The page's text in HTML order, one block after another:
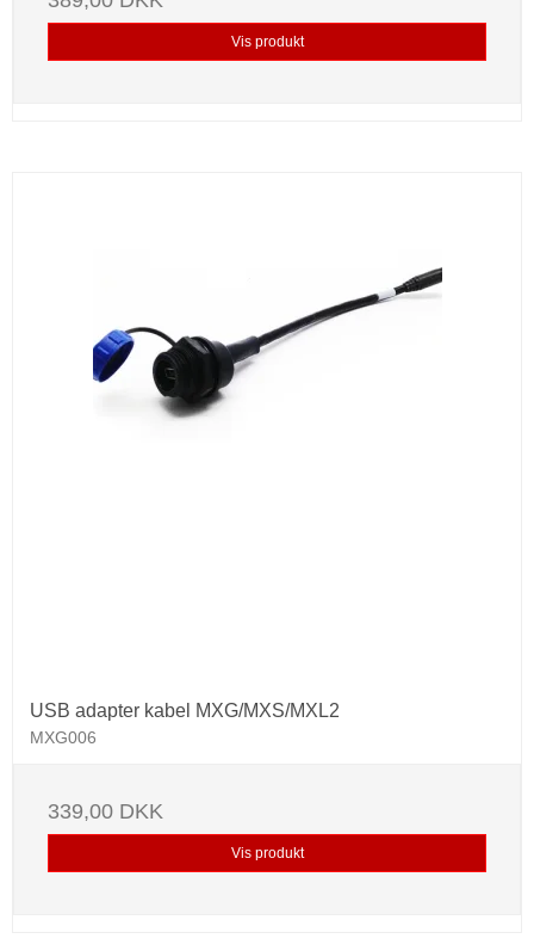
Vis produkt
USB adapter kabel MXG/MXS/MXL2
MXG006
339,00 DKK
Vis produkt